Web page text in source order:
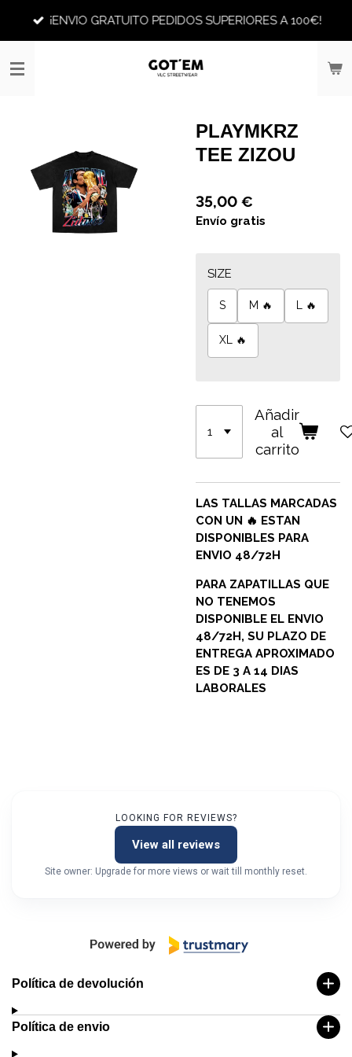
principal
¡ENVIO GRATUITO PEDIDOS SUPERIORES A 100€!
PLAYMKRZ
TEE ZIZOU
35,00 €
Envío gratis
SIZE
S M 🔥 L 🔥
XL 🔥
Añadir
al
carrito
LAS TALLAS MARCADAS
CON UN 🔥 ESTAN
DISPONIBLES PARA
ENVIO 48/72H
PARA ZAPATILLAS QUE
NO TENEMOS
DISPONIBLE EL ENVIO
48/72H, SU PLAZO DE
ENTREGA APROXIMADO
ES DE 3 A 14 DIAS
LABORALES
LOOKING FOR REVIEWS?
View all reviews
Site owner: Upgrade for more views or wait till monthly reset.
Política de devolución
Política de envio